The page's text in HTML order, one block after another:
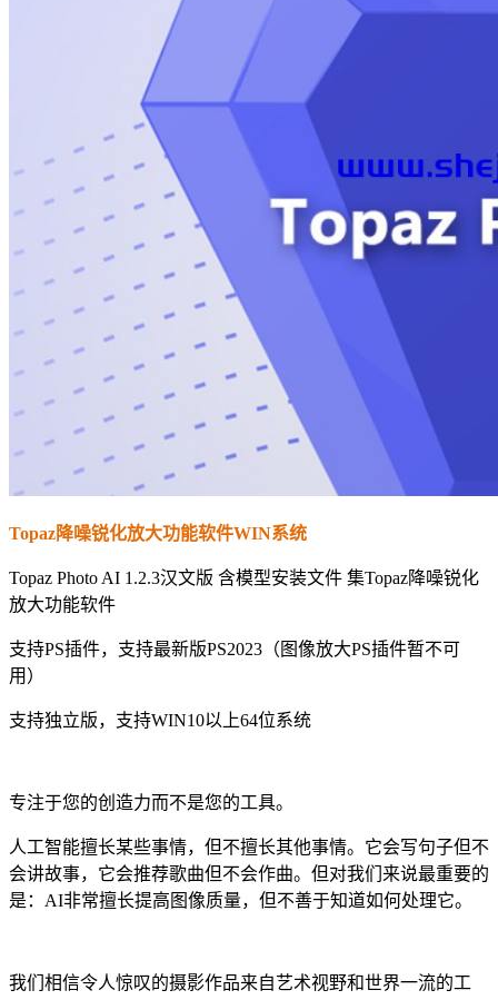
Topaz降噪锐化放大功能软件WIN系统
Topaz Photo AI 1.2.3汉文版 含模型安装文件 集Topaz降噪锐化
放大功能软件
支持PS插件，支持最新版PS2023（图像放大PS插件暂不可
用）
支持独立版，支持WIN10以上64位系统
专注于您的创造力而不是您的工具。
人工智能擅长某些事情，但不擅长其他事情。它会写句子但不
会讲故事，它会推荐歌曲但不会作曲。但对我们来说最重要的
是：AI非常擅长提高图像质量，但不善于知道如何处理它。
我们相信令人惊叹的摄影作品来自艺术视野和世界一流的工